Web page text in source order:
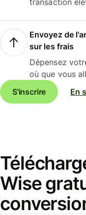
transaction
Envoyez de
sur les frais
Dépensez
où que vous
S'inscrire
En
Wise